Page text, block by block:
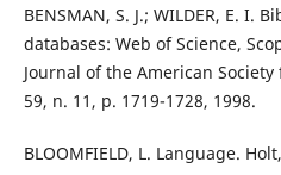
BENSMAN, S. J.; WILDER, E. I.
databases: Web of Science,
Journal of the American
59, n. 11, p. 1719-1728, 1998.
BLOOMFIELD, L. Language.